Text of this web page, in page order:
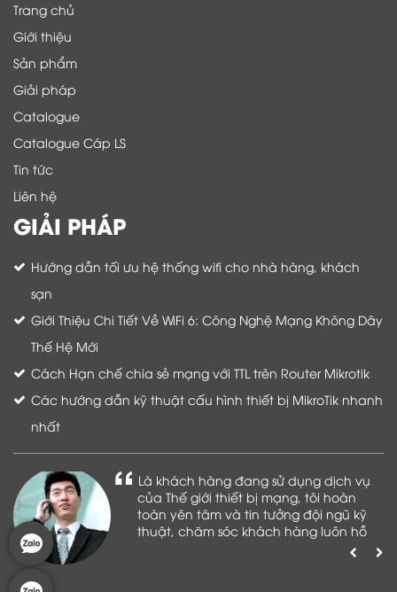
Trang chủ
Giới thiệu
Sản phẩm
Giải pháp
Catalogue
Catalogue Cáp LS
Tin tức
Liên hệ
GIẢI PHÁP
Hướng dẫn tối ưu hệ thống wifi cho nhà hàng, khách
sạn
Giới Thiệu Chi Tiết Về WiFi 6: Công Nghệ Mạng Không Dây
Thế Hệ Mới
Cách Hạn chế chia sẻ mạng với TTL trên Router Mikrotik
Các hướng dẫn kỹ thuật cấu hình thiết bị MikroTik nhanh
nhất
Là khách hàng đang sử dụng dịch vụ
của Thế giới thiết bị mạng, tôi hoàn
toàn yên tâm và tin tưởng đội ngũ kỹ
thuật, chăm sóc khách hàng luôn hỗ